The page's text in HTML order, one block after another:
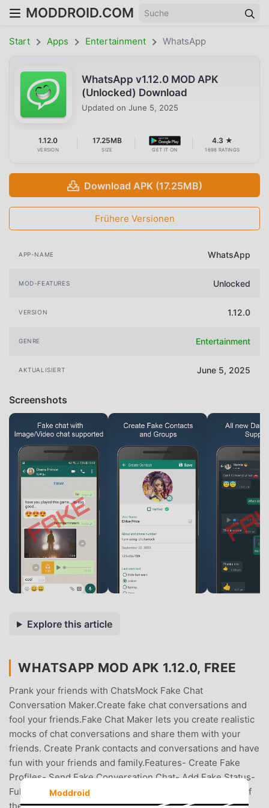
MODDROID.COM
Start Apps Entertainment WhatsApp
WhatsApp v1.12.0 MOD APK
(Unlocked) Download
Updated on June 5, 2025
1.12.0
VERSION
17.25MB
SIZE GET IT ON
4.3 ★
1698 RATINGS
Download APK (17.25MB)
Frühere Versionen
APP-NAME WhatsApp
MOD-FEATURES Unlocked
VERSION 1.12.0
GENRE Entertainment
AKTUALISIERT June 5, 2025
Screenshots
Explore this article
WHATSAPP MOD APK 1.12.0, FREE
Prank your friends with ChatsMock Fake Chat
Conversation Maker.Create fake chat conversations and
fool your friends.Fake Chat Maker lets you create realistic
mocks of chat conversations and share them with your
friends. Create Prank contacts and conversations and have
fun with your friends and family.Features- Create Fake
Profiles- Send Fake Conversation Chat- Add Fake Status-
Full Emoji, GIF and Sticker support- Control both sides of
Moddroid